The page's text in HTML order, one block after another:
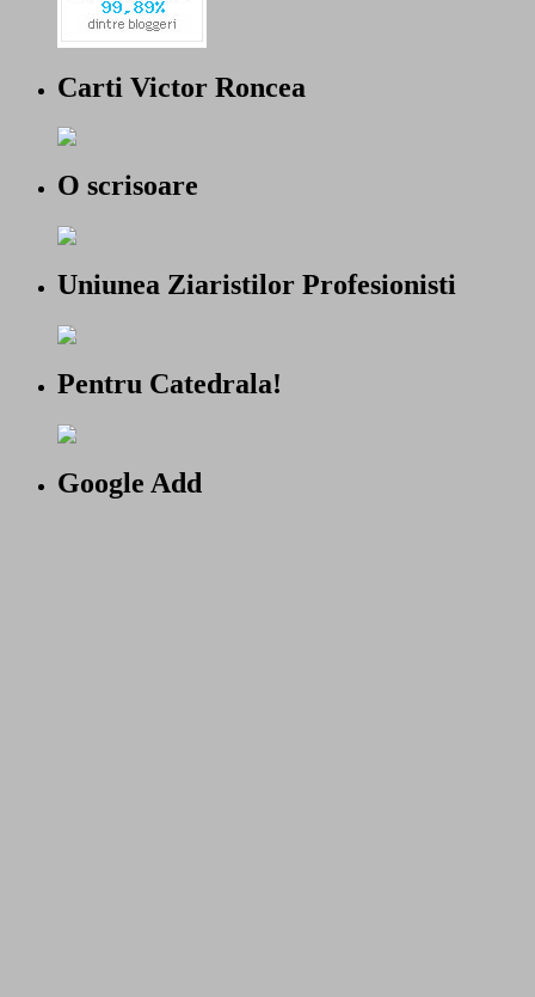
Carti Victor Roncea
O scrisoare
Uniunea Ziaristilor Profesionisti
Pentru Catedrala!
Google Add